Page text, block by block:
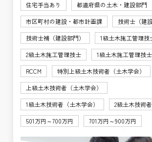
住宅手当あり
都道府県の土木・建設部門
市区町村の建設・都市計画課
技術士（建
技術士補（建設部門）
1級土木施工管理技
2級土木施工管理技士
1級土木施工管理技
RCCM
特別上級土木技術者（土木学会）
上級土木技術者（土木学会）
1級土木技術者（土木学会）
2級土木技術
501万円～700万円
701万円～900万円